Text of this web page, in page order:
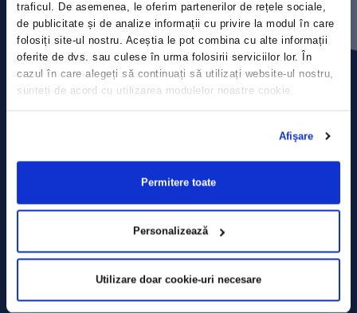
traficul. De asemenea, le oferim partenerilor de rețele sociale,
de publicitate și de analize informații cu privire la modul în care
folosiți site-ul nostru. Aceștia le pot combina cu alte informații
oferite de dvs. sau culese în urma folosirii serviciilor lor. În
cazul în care alegeți să continuați să utilizați website-ul nostru,
sunteți de acord cu utilizarea modulelor noastre cookie.
Afişare
Permitere toate
Personalizează
Utilizare doar cookie-uri necesare
Comunicate de presă